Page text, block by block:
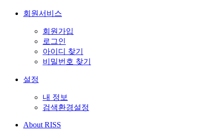
회원서비스
회원가입
로그인
아이디 찾기
비밀번호 찾기
설정
내 정보
검색환경설정
About RISS